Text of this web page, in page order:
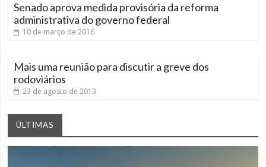
Senado aprova medida provisória da reforma
administrativa do governo federal
10 de março de 2016
Mais uma reunião para discutir a greve dos
rodoviários
23 de agosto de 2013
ÚLTIMAS